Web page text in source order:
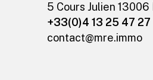
5 Cours Julien
+33(0)4 13 25 47 27
contact@mre.immo